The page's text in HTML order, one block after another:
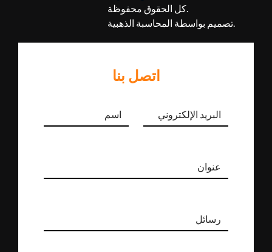
كل الحقوق محفوظة.
تصميم بواسطة المحاسبة الذهبية.
اتصل بنا